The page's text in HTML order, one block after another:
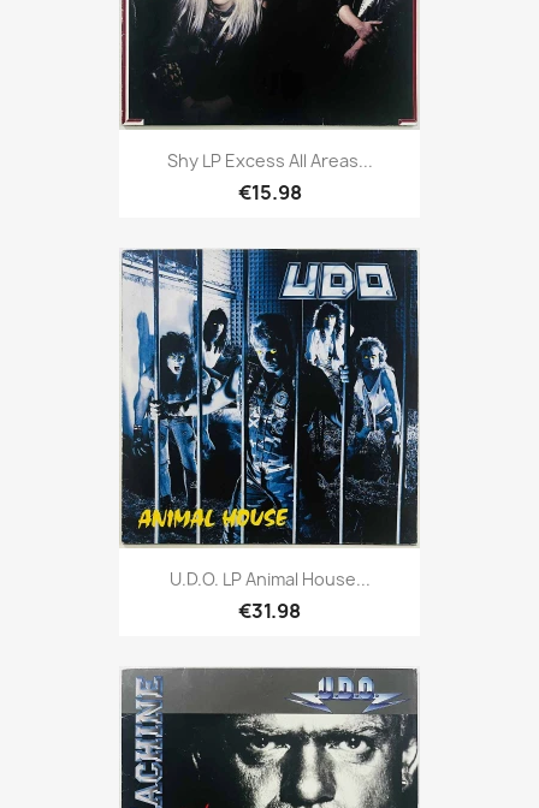
Shy LP Excess All Areas...
€15.98
U.D.O. LP Animal House...
€31.98